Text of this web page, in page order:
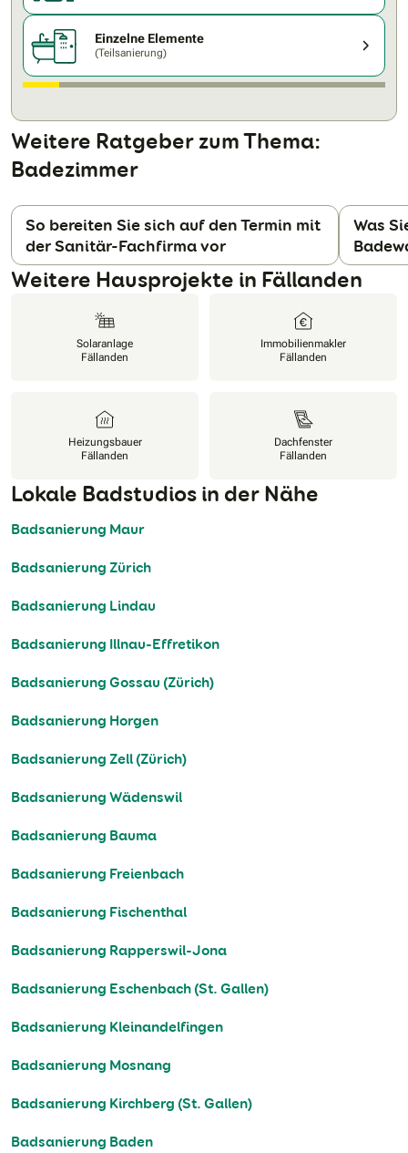
Einzelne Elemente
(Teilsanierung)
Weitere Ratgeber zum Thema:
Badezimmer
So bereiten Sie sich auf den Termin mit
der Sanitär-Fachfirma vor
Was
Weitere Hausprojekte in Fällanden
Solaranlage
Fällanden
Immobilienmakler
Fällanden
Heizungsbauer
Fällanden
Dachfenster
Fällanden
Lokale Badstudios in der Nähe
Badsanierung Maur
Badsanierung Zürich
Badsanierung Lindau
Badsanierung Illnau-Effretikon
Badsanierung Gossau (Zürich)
Badsanierung Horgen
Badsanierung Zell (Zürich)
Badsanierung Wädenswil
Badsanierung Bauma
Badsanierung Freienbach
Badsanierung Fischenthal
Badsanierung Rapperswil-Jona
Badsanierung Eschenbach (St. Gallen)
Badsanierung Kleinandelfingen
Badsanierung Mosnang
Badsanierung Kirchberg (St. Gallen)
Badsanierung Baden